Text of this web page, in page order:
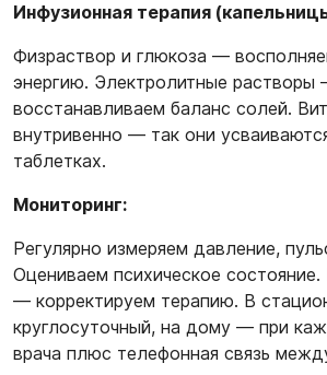
Инфузионная терапия
Физраствор и глюкоза —
энергию. Электролитные растворы
восстанавливаем баланс солей.
внутривенно — так они
таблетках.
Мониторинг:
Регулярно измеряем давление,
Оцениваем психическое
— корректируем терапию. В
круглосуточный, на дому — при
врача плюс телефонная связь